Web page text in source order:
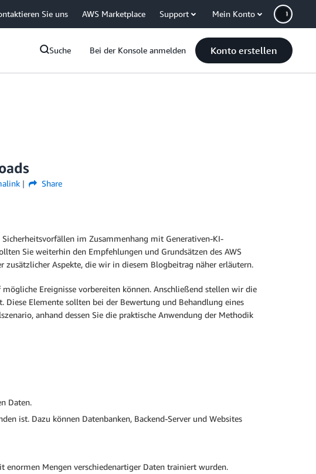
Sie uns AWS Marketplace Support Mein Konto
Suche Bei der Konsole anmelden Konto erstellen
Share
im Zusammenhang mit Generativen-KI-
Sie weiterhin den Empfehlungen und Grundsätzen des AWS
Aspekte, die wir in diesem Blogbeitrag näher erläutern.
Ereignisse vorbereiten können. Anschließend stellen wir die
Diese Elemente sollten bei der Bewertung und Behandlung eines
anhand dessen Sie die praktische Anwendung der Methodik
Daten.
ist. Dazu können Datenbanken, Backend-Server und Websites
Mengen verschiedenartiger Daten trainiert wurden.